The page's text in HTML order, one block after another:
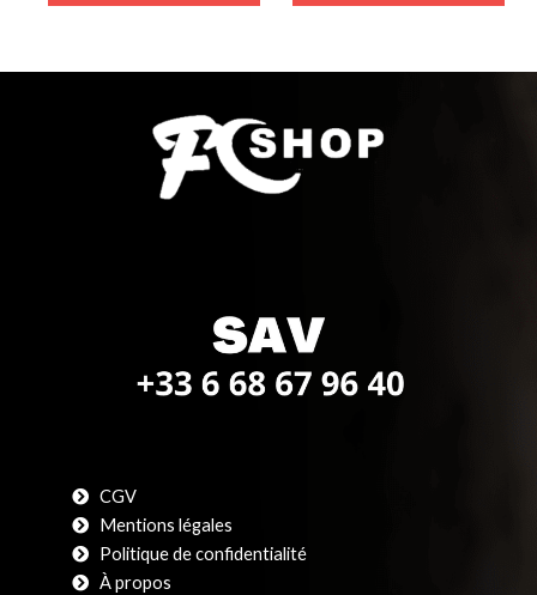
CGV
Mentions légales
Politique de confidentialité
À propos